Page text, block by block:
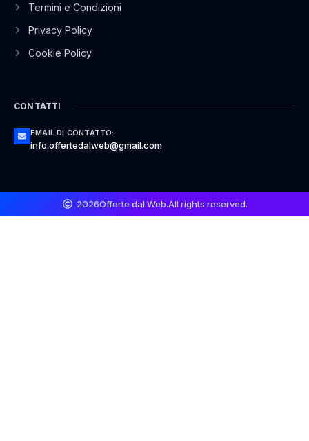
Termini e Condizioni
Privacy Policy
Cookie Policy
CONTATTI
EMAIL DI CONTATTO:
info.offertedalweb@gmail.com
2026Offerte dal Web.All rights reserved.